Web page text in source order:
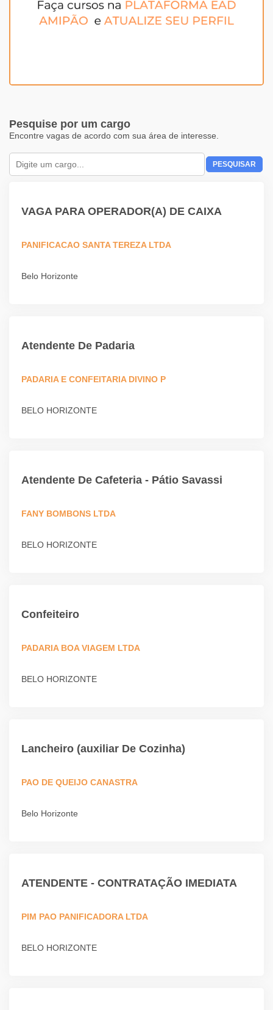
Pesquise por um cargo
Encontre vagas de acordo com sua área de interesse.
VAGA PARA OPERADOR(A) DE CAIXA
PANIFICACAO SANTA TEREZA LTDA
Belo Horizonte
Atendente De Padaria
PADARIA E CONFEITARIA DIVINO P
BELO HORIZONTE
Atendente De Cafeteria - Pátio Savassi
FANY BOMBONS LTDA
BELO HORIZONTE
Confeiteiro
PADARIA BOA VIAGEM LTDA
BELO HORIZONTE
Lancheiro (auxiliar De Cozinha)
PAO DE QUEIJO CANASTRA
Belo Horizonte
ATENDENTE - CONTRATAÇÃO IMEDIATA
PIM PAO PANIFICADORA LTDA
BELO HORIZONTE